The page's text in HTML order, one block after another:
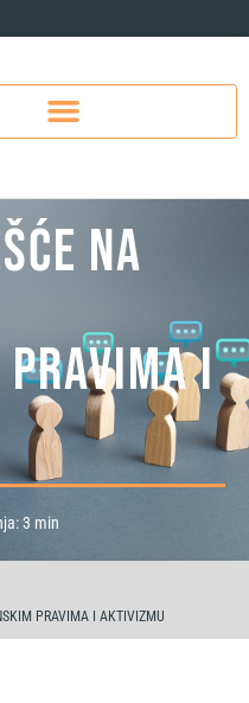
NA
I
3 min
PRAVIMA I AKTIVIZMU